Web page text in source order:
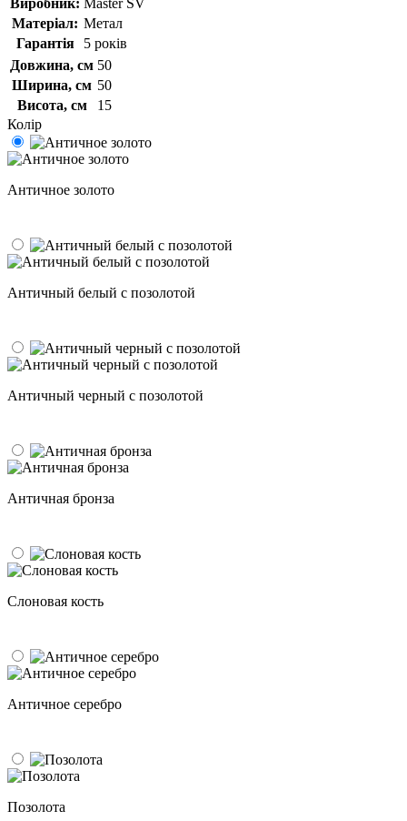
Виробник: Master SV
Матеріал: Метал
Гарантія
5 років
Довжина, см 50
Ширина, см 50
Висота, см
15
Колір
Античное золото
Античный белый с позолотой
Античный черный с позолотой
Античная бронза
Слоновая кость
Античное серебро
Позолота